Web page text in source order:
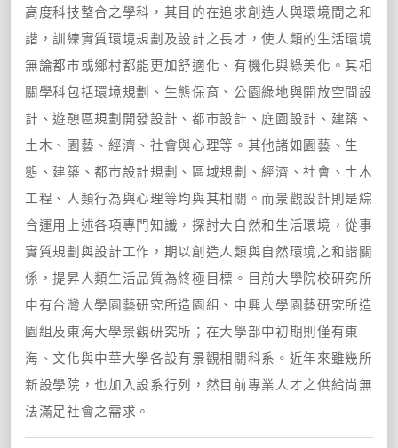
高度科技整合之學科，其目的在追求創造人與環境間之和
諧，訓練實質環境規劃及設計之長才，使人類的生活環境
無論都市或鄉村都能更加舒適化、有機化與綠美化。其相
關學科包括環境規劃、生態保育、公園綠地與開放空間設
計、遊憩區規劃開發設計、都市設計、庭園設計、建築、
土木、園藝、經濟、社會與心理等。其他諸如園藝、生
態、建築、都市設計規劃、區域規劃、經濟、社會、土木
工程、人類行為與心理等均與其相關。而景觀設計則是綜
合運用上述各項專門知識，探討大自然和生活環境，從事
實質規劃與設計工作，期以創造人類與自然環境之和諧關
係，提昇人類生活品質為終極目標。目前大學院校研究所
中有台灣大學園藝研究所造園組、中興大學園藝研究所造
園組及東海大學景觀研究所；在大學部中初期則僅有東
海、文化與中華大學各設有景觀相關科系。近年來雖幾所
新設學院，也加入設系行列，然目前專業人才之供給尚無
法滿足社會之需求。